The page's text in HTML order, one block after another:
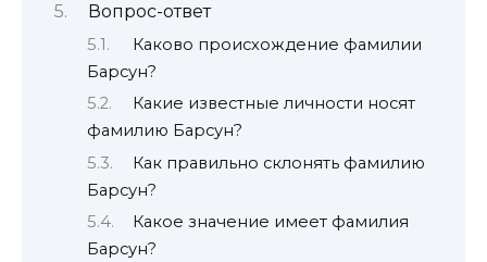
Вопрос-ответ
Каково происхождение фамилии
Барсун?
Какие известные личности носят
фамилию Барсун?
Как правильно склонять фамилию
Барсун?
Какое значение имеет фамилия
Барсун?